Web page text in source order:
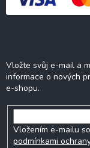
Vložte svůj e-mail a
informace o nových
e-shopu.
Vložením e-mailu
podmínkami